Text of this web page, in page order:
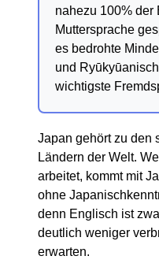
nahezu 100% der
Muttersprache
es bedrohte
und
wichtigste
Japan gehört zu den
Ländern der Welt.
arbeitet, kommt mit
ohne
denn Englisch ist
deutlich weniger
erwarten.